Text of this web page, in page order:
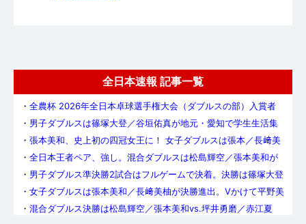
全日本速報 記事一覧
・ 全農杯 2026年全日本卓球選手権大会（ダブルスの部）入賞者
・ 男子ダブルスは篠塚大登／谷垣佑真が地元・愛知で学生生活集
・ 張本美和、史上初の四冠女王に！ 女子ダブルスは張本／長﨑美
・ 全日本王者ペア、強し。混合ダブルスは松島輝空／張本美和が
・ 男子ダブルス準決勝2試合はフルゲームで決着。決勝は篠塚大登
・ 女子ダブルスは張本美和／長﨑美柚が決勝進出。Vかけて平野美
・ 混合ダブルス決勝は松島輝空／張本美和vs.坪井勇磨／赤江夏